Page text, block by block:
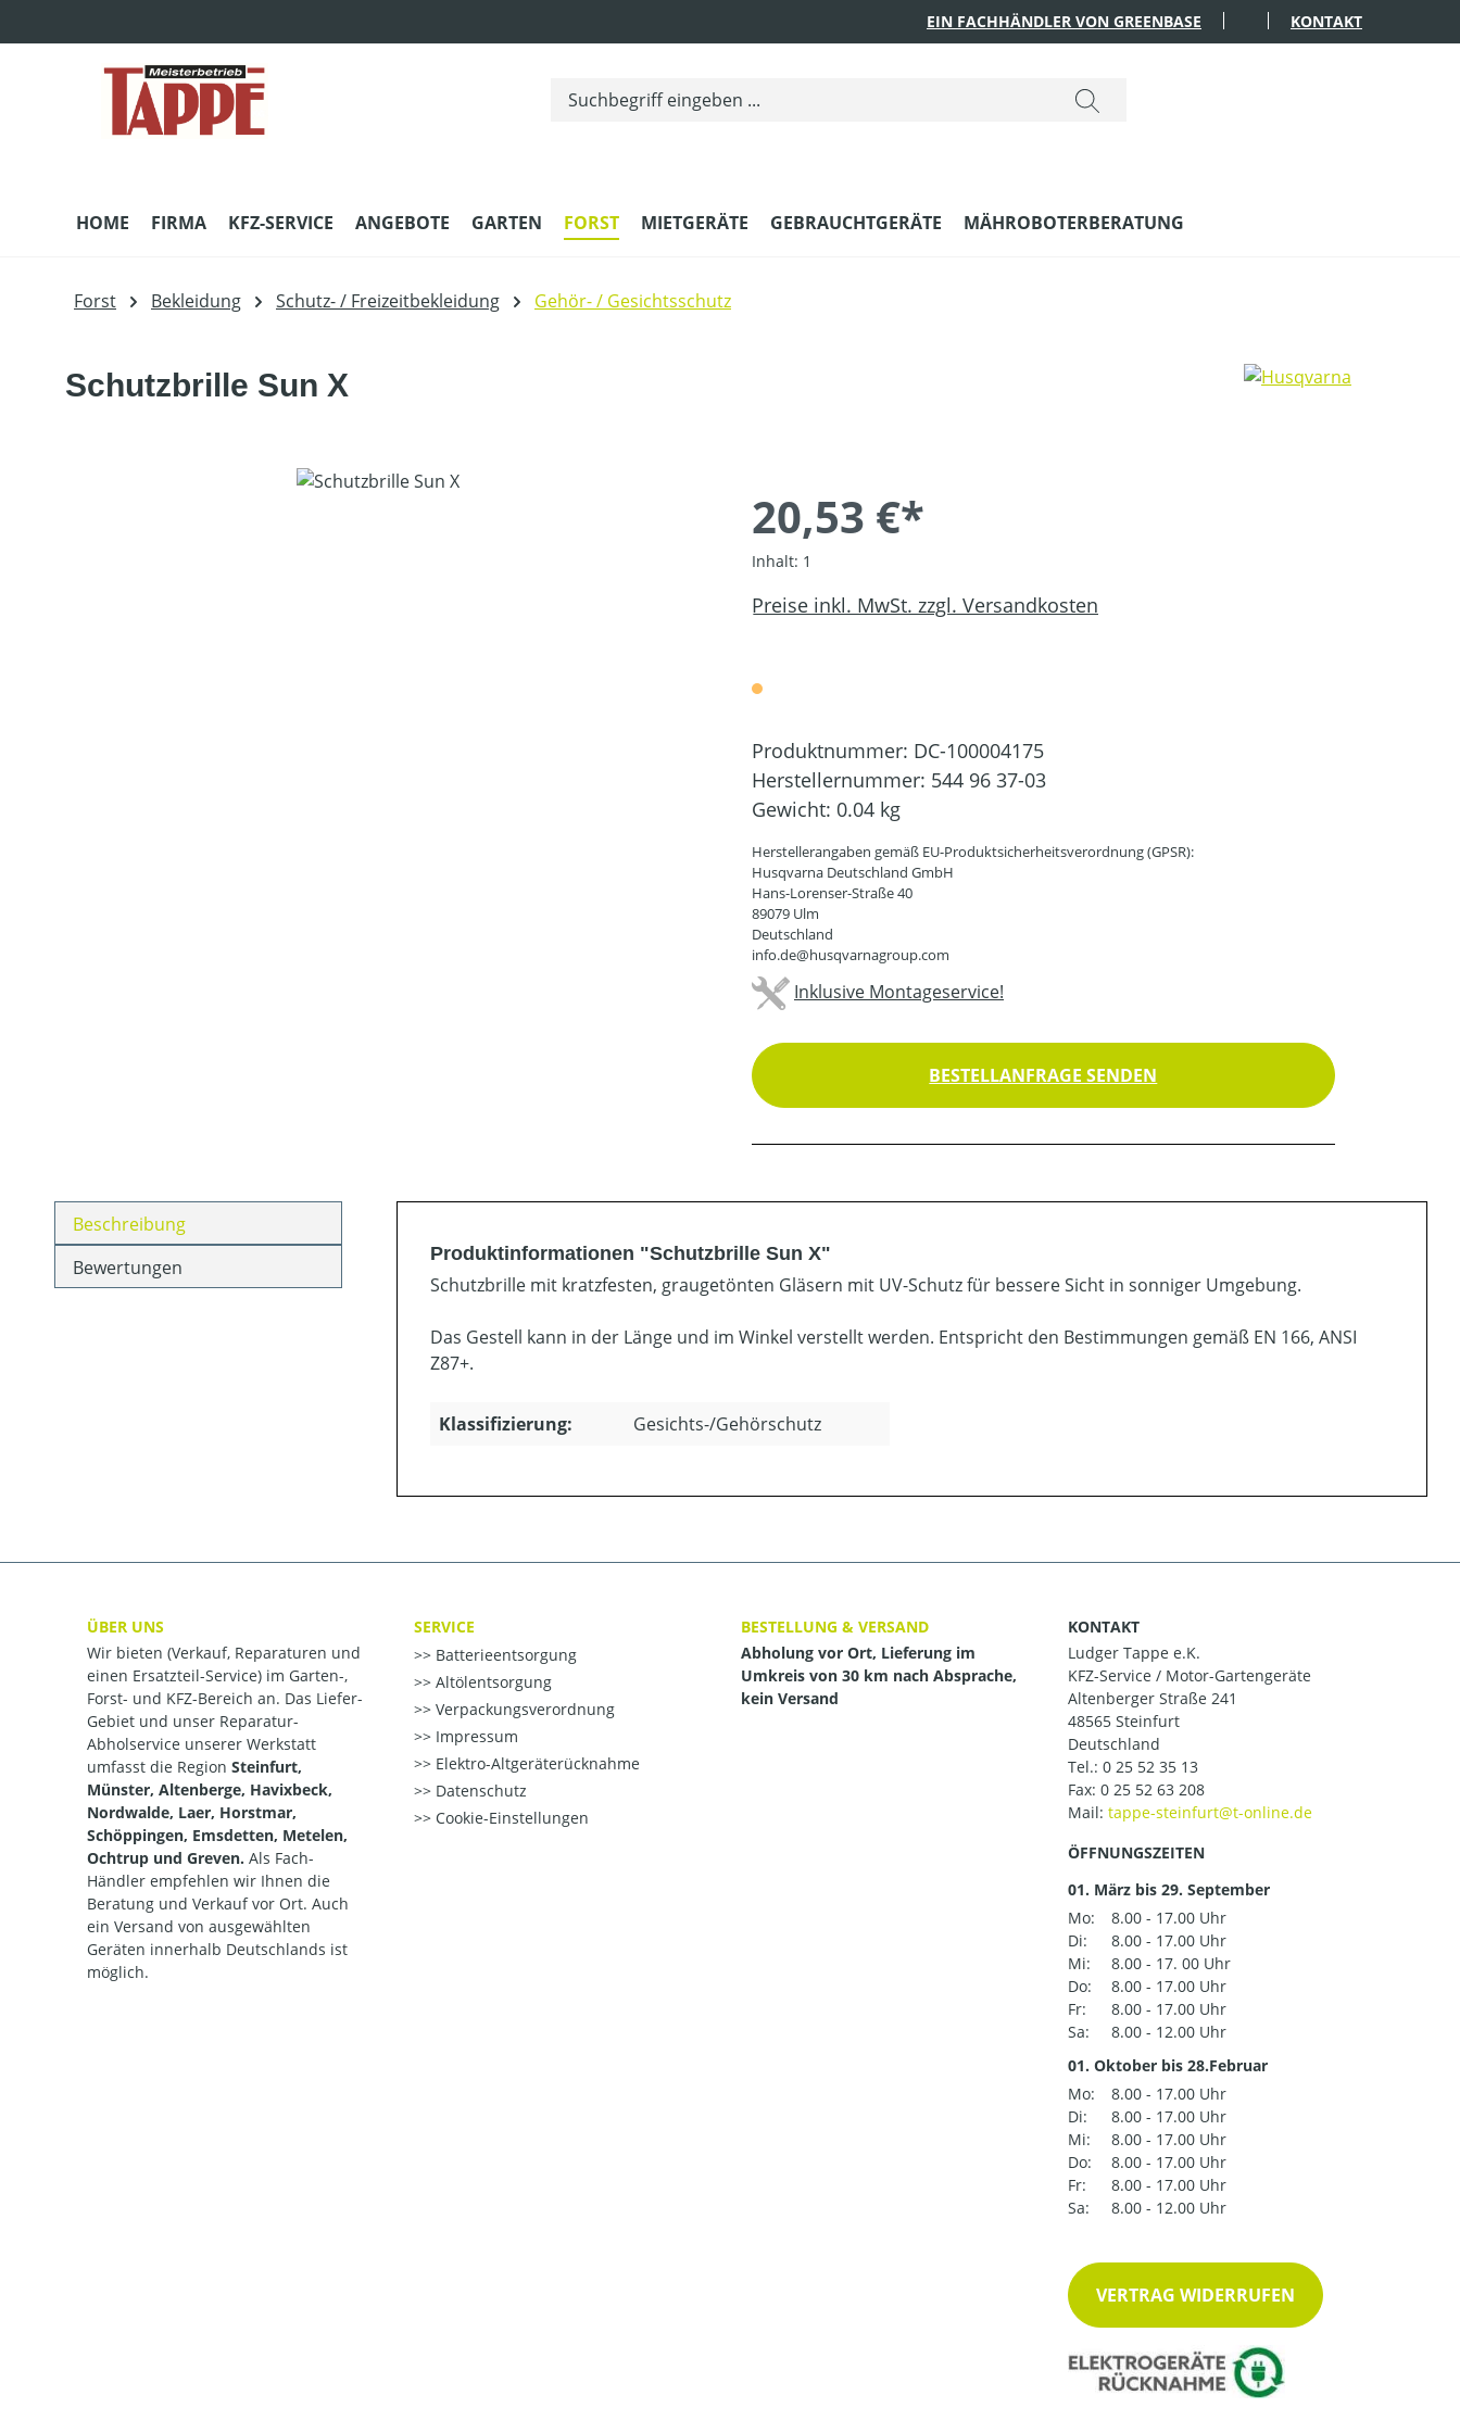
EIN FACHHÄNDLER VON GREENBASE KONTAKT
HOME FIRMA KFZ-SERVICE ANGEBOTE GARTEN FORST MIETGERÄTE GEBRAUCHTGERÄTE MÄHROBOTERBERATUNG
Forst Bekleidung Schutz- / Freizeitbekleidung Gehör- / Gesichtsschutz
Schutzbrille Sun X
20,53 €*
Inhalt: 1
Preise inkl. MwSt. zzgl. Versandkosten
Produktnummer: DC-100004175
Herstellernummer: 544 96 37-03
Gewicht: 0.04 kg
Herstellerangaben gemäß EU-Produktsicherheitsverordnung (GPSR):
Husqvarna Deutschland GmbH
Hans-Lorenser-Straße 40
89079 Ulm
Deutschland
info.de@husqvarnagroup.com
Inklusive Montageservice!
BESTELLANFRAGE SENDEN
Beschreibung
Bewertungen
Produktinformationen "Schutzbrille Sun X"
Schutzbrille mit kratzfesten, graugetönten Gläsern mit UV-Schutz für bessere Sicht in sonniger Umgebung.
Das Gestell kann in der Länge und im Winkel verstellt werden. Entspricht den Bestimmungen gemäß EN 166, ANSI
Z87+.
Klassifizierung: Gesichts-/Gehörschutz
ÜBER UNS
Wir bieten (Verkauf, Reparaturen und
einen Ersatzteil-Service) im Garten-,
Forst- und KFZ-Bereich an. Das Liefer-
Gebiet und unser Reparatur-
Abholservice unserer Werkstatt
umfasst die Region Steinfurt,
Münster, Altenberge, Havixbeck,
Nordwalde, Laer, Horstmar,
Schöppingen, Emsdetten, Metelen,
Ochtrup und Greven. Als Fach-
Händler empfehlen wir Ihnen die
Beratung und Verkauf vor Ort. Auch
ein Versand von ausgewählten
Geräten innerhalb Deutschlands ist
möglich.
SERVICE
Batterieentsorgung
Altölentsorgung
Verpackungsverordnung
Impressum
Elektro-Altgeräterücknahme
Datenschutz
Cookie-Einstellungen
BESTELLUNG & VERSAND
Abholung vor Ort, Lieferung im
Umkreis von 30 km nach Absprache,
kein Versand
KONTAKT
Ludger Tappe e.K.
KFZ-Service / Motor-Gartengeräte
Altenberger Straße 241
48565 Steinfurt
Deutschland
Tel.: 0 25 52 35 13
Fax: 0 25 52 63 208
Mail:
ÖFFNUNGSZEITEN
01. März bis 29. September
Mo:
8.00 - 17.00 Uhr
Di:
8.00 - 17.00 Uhr
Mi:
8.00 - 17. 00 Uhr
Do:
8.00 - 17.00 Uhr
Fr:
8.00 - 17.00 Uhr
Sa:
8.00 - 12.00 Uhr
01. Oktober bis 28.Februar
Mo:
8.00 - 17.00 Uhr
Di:
8.00 - 17.00 Uhr
Mi:
8.00 - 17.00 Uhr
Do:
8.00 - 17.00 Uhr
Fr:
8.00 - 17.00 Uhr
Sa:
8.00 - 12.00 Uhr
VERTRAG WIDERRUFEN